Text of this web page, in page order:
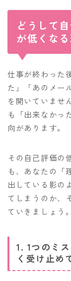
どうして
が低くな
仕事が終わった
た」「あのメー
を開いていませ
も「出来なかっ
向があります。
その自己評価の
も、あなたの「
出している影の
てしまうのか、
ていきましょう。
1. 1つのミ
く受け止め